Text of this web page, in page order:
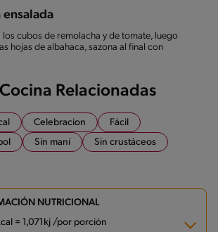
ensalada
los cubos de remolacha y de tomate, luego
hojas de albahaca, sazona al final con
Relacionadas
Celebracion
Fácil
Sin maní
Sin crustáceos
NUTRICIONAL
= 1,071kj /por porción